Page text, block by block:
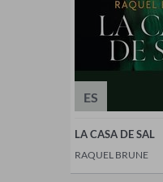
ES
LA CASA DE SAL
RAQUEL BRUNE